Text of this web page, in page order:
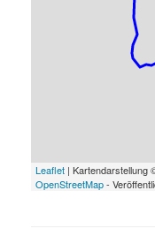
Leaflet | Kartendarstellung
OpenStreetMap-